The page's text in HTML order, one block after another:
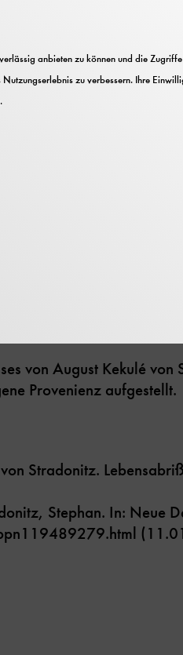
von August Kekulé
Provenienz aufgestellt.
Stradonitz.
Stephan. In: Neue
anbieten zu können und die
zu verbessern. Ihre
.